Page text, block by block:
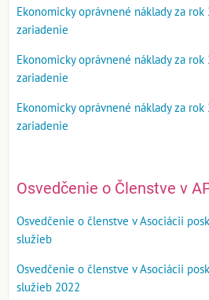
Ekonomicky oprávnené náklady za
zariadenie
Ekonomicky oprávnené náklady za
zariadenie
Ekonomicky oprávnené náklady za
zariadenie
Osvedčenie o Členstve v
Osvedčenie o členstve v Asociácii
služieb
Osvedčenie o členstve v Asociácii
služieb 2022